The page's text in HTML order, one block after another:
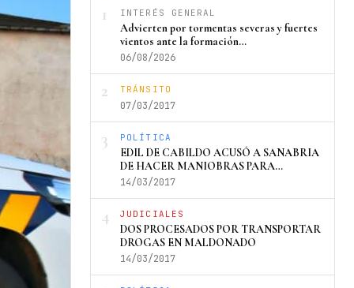
1 INTERÉS GENERAL
Advierten por tormentas severas y fuertes
vientos ante la formación…
06/08/2026
2 TRÁNSITO
07/03/2017
3 POLÍTICA
EDIL DE CABILDO ACUSÓ A SANABRIA
DE HACER MANIOBRAS PARA…
14/03/2017
4 JUDICIALES
DOS PROCESADOS POR TRANSPORTAR
DROGAS EN MALDONADO
14/03/2017